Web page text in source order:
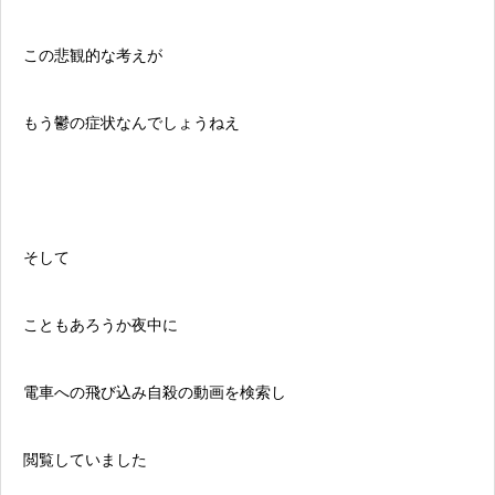
この悲観的な考えが
もう鬱の症状なんでしょうねえ
そして
こともあろうか夜中に
電車への飛び込み自殺の動画を検索し
閲覧していました